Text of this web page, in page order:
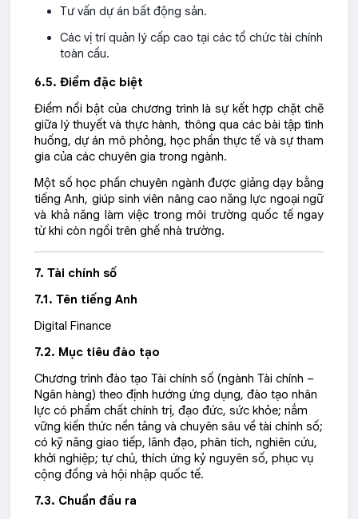
Tư vấn dự án bất động sản.
Các vị trí quản lý cấp cao tại các tổ chức tài chính
toàn cầu.
6.5. Điểm đặc biệt
Điểm nổi bật của chương trình là sự kết hợp chặt chẽ
giữa lý thuyết và thực hành, thông qua các bài tập tình
huống, dự án mô phỏng, học phần thực tế và sự tham
gia của các chuyên gia trong ngành.
Một số học phần chuyên ngành được giảng dạy bằng
tiếng Anh, giúp sinh viên nâng cao năng lực ngoại ngữ
và khả năng làm việc trong môi trường quốc tế ngay
từ khi còn ngồi trên ghế nhà trường.
7. Tài chính số
7.1. Tên tiếng Anh
Digital Finance
7.2. Mục tiêu đào tạo
Chương trình đào tạo Tài chính số (ngành Tài chính –
Ngân hàng) theo định hướng ứng dụng, đào tạo nhân
lực có phẩm chất chính trị, đạo đức, sức khỏe; nắm
vững kiến thức nền tảng và chuyên sâu về tài chính số;
có kỹ năng giao tiếp, lãnh đạo, phân tích, nghiên cứu,
khởi nghiệp; tự chủ, thích ứng kỷ nguyên số, phục vụ
cộng đồng và hội nhập quốc tế.
7.3. Chuẩn đầu ra